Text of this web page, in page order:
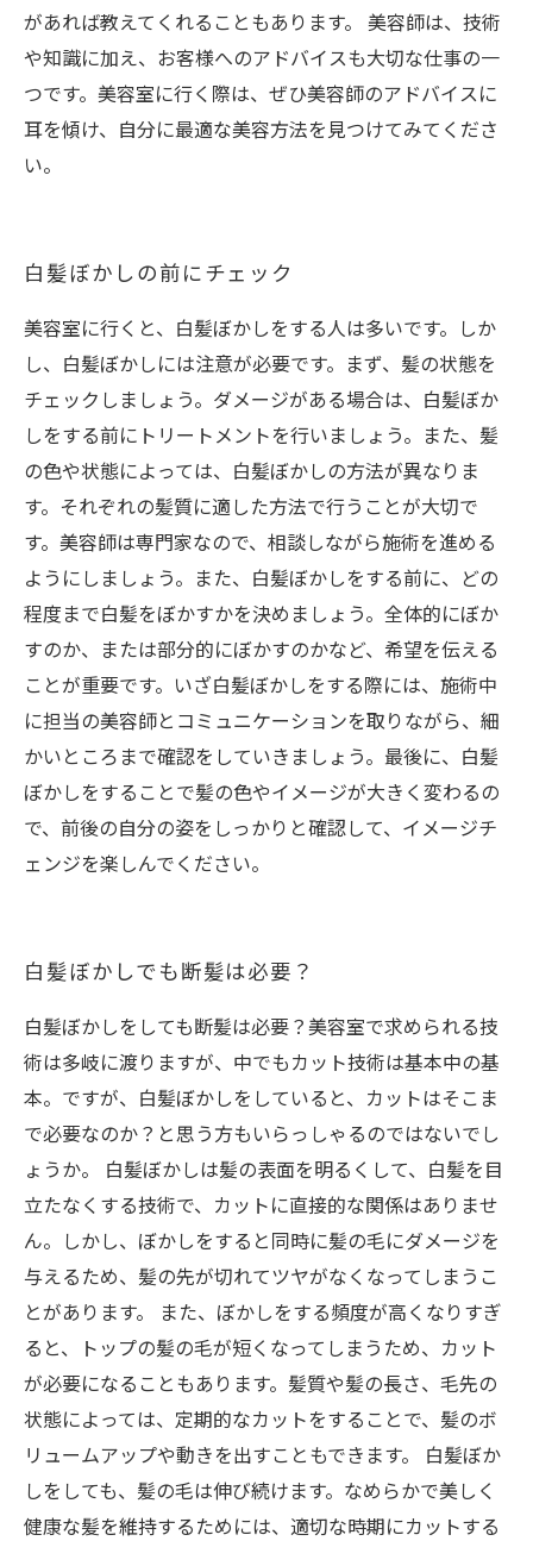
があれば教えてくれることもあります。 美容師は、技術
や知識に加え、お客様へのアドバイスも大切な仕事の一
つです。美容室に行く際は、ぜひ美容師のアドバイスに
耳を傾け、自分に最適な美容方法を見つけてみてくださ
い。
白髪ぼかしの前にチェック
美容室に行くと、白髪ぼかしをする人は多いです。しか
し、白髪ぼかしには注意が必要です。まず、髪の状態を
チェックしましょう。ダメージがある場合は、白髪ぼか
しをする前にトリートメントを行いましょう。また、髪
の色や状態によっては、白髪ぼかしの方法が異なりま
す。それぞれの髪質に適した方法で行うことが大切で
す。美容師は専門家なので、相談しながら施術を進める
ようにしましょう。また、白髪ぼかしをする前に、どの
程度まで白髪をぼかすかを決めましょう。全体的にぼか
すのか、または部分的にぼかすのかなど、希望を伝える
ことが重要です。いざ白髪ぼかしをする際には、施術中
に担当の美容師とコミュニケーションを取りながら、細
かいところまで確認をしていきましょう。最後に、白髪
ぼかしをすることで髪の色やイメージが大きく変わるの
で、前後の自分の姿をしっかりと確認して、イメージチ
ェンジを楽しんでください。
白髪ぼかしでも断髪は必要？
白髪ぼかしをしても断髪は必要？美容室で求められる技
術は多岐に渡りますが、中でもカット技術は基本中の基
本。ですが、白髪ぼかしをしていると、カットはそこま
で必要なのか？と思う方もいらっしゃるのではないでし
ょうか。 白髪ぼかしは髪の表面を明るくして、白髪を目
立たなくする技術で、カットに直接的な関係はありませ
ん。しかし、ぼかしをすると同時に髪の毛にダメージを
与えるため、髪の先が切れてツヤがなくなってしまうこ
とがあります。 また、ぼかしをする頻度が高くなりすぎ
ると、トップの髪の毛が短くなってしまうため、カット
が必要になることもあります。髪質や髪の長さ、毛先の
状態によっては、定期的なカットをすることで、髪のボ
リュームアップや動きを出すこともできます。 白髪ぼか
しをしても、髪の毛は伸び続けます。なめらかで美しく
健康な髪を維持するためには、適切な時期にカットする